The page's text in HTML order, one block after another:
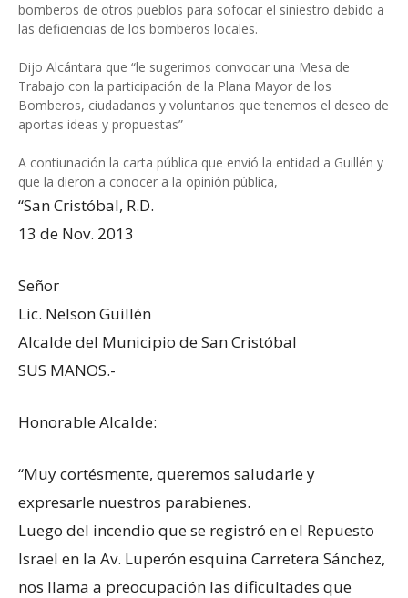
bomberos de otros pueblos para sofocar el siniestro debido a
las deficiencias de los bomberos locales.
Dijo Alcántara que “le sugerimos convocar una Mesa de
Trabajo con la participación de la Plana Mayor de los
Bomberos, ciudadanos y voluntarios que tenemos el deseo de
aportas ideas y propuestas”
A contiunación la carta pública que envió la entidad a Guillén y
que la dieron a conocer a la opinión pública,
“San Cristóbal, R.D.
13 de Nov. 2013
Señor
Lic. Nelson Guillén
Alcalde del Municipio de San Cristóbal
SUS MANOS.-
Honorable Alcalde:
“Muy cortésmente, queremos saludarle y
expresarle nuestros parabienes.
Luego del incendio que se registró en el Repuesto
Israel en la Av. Luperón esquina Carretera Sánchez,
nos llama a preocupación las dificultades que